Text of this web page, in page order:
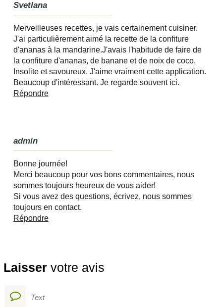
Svetlana
Merveilleuses recettes, je vais certainement cuisiner.
J'ai particulièrement aimé la recette de la confiture
d'ananas à la mandarine.J'avais l'habitude de faire de
la confiture d'ananas, de banane et de noix de coco.
Insolite et savoureux. J'aime vraiment cette application.
Beaucoup d'intéressant. Je regarde souvent ici.
Répondre
admin
Bonne journée!
Merci beaucoup pour vos bons commentaires, nous
sommes toujours heureux de vous aider!
Si vous avez des questions, écrivez, nous sommes
toujours en contact.
Répondre
Laisservotre avis